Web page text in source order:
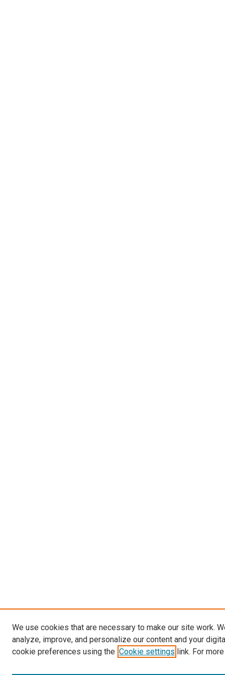
We use cookies that are necessary to make our site work.
analyze, improve, and personalize our content and your
cookie preferences using the Cookie settings link. For